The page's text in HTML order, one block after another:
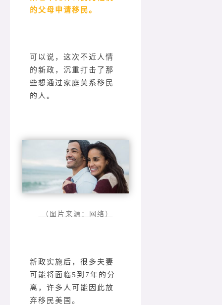
的父母申请移民。
可以说，这次不近人情
的新政，沉重打击了那
些想通过家庭关系移民
的人。
（图片来源：网络）
新政实施后，很多夫妻
可能将面临5到7年的分
离，许多人可能因此放
弃移民美国。